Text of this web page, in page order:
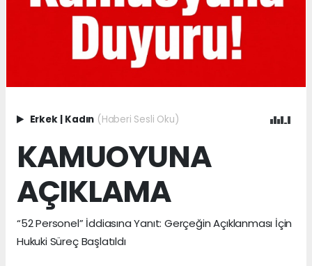
Erkek Kadın (Haberi Sesli Oku)
KAMUOYUNA
AÇIKLAMA
“52 Personel” İddiasına Yanıt: Gerçeğin Açıklanması İçin
Hukuki Süreç Başlatıldı